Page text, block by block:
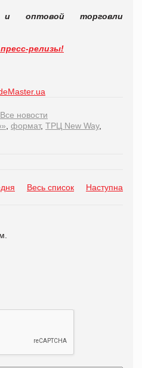
и оптовой торговли
релизы!
Все новости
формат, ТРЦ New Way,
Весь список Наступна